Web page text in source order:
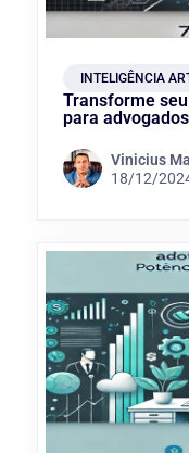
INTELIGÊNCIA
Transforme
para advogados
Vinicius
18/12/